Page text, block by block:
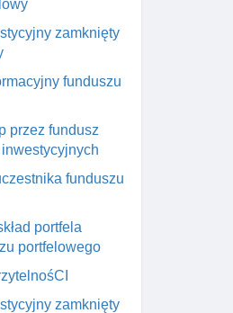
zamknięty
funduszu
przez fundusz
funduszu
portfela
portfelowego
zamknięty